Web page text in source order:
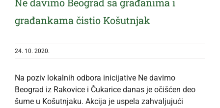
građankama čistio Košutnjak
24. 10. 2020.
Na poziv lokalnih odbora inicijative Ne davimo
Beograd iz Rakovice i Čukarice danas je očišćen deo
šume u Košutnjaku. Akcija je uspela zahvaljujući